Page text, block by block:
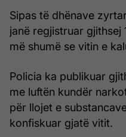
Sipas të dhënave
janë regjistruar gjithsej
më shumë se vitin e
Policia ka publikuar
me luftën kundër
për llojet e
konfiskuar gjatë vitit.